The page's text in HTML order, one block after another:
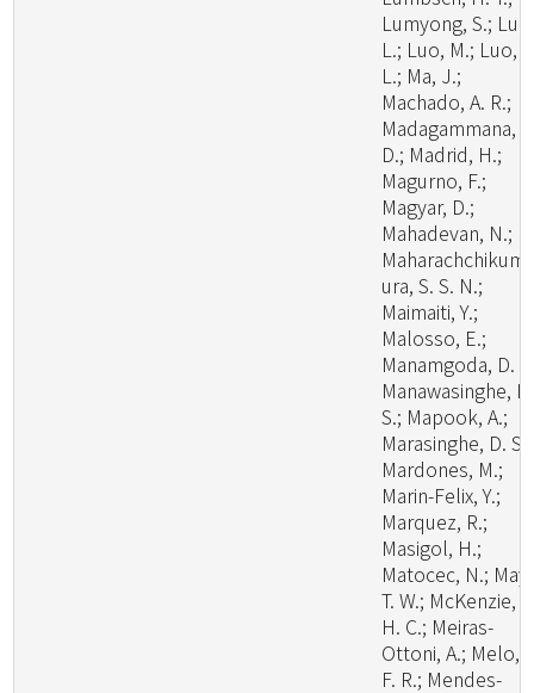
Lumyong, S.;
L.; Luo, M.; Luo,
L.; Ma, J.;
Machado, A. R.;
Madagammana,
D.; Madrid, H.;
Magurno, F.;
Magyar, D.;
Mahadevan, N.;
ura, S. S. N.;
Maimaiti, Y.;
Malosso, E.;
Manamgoda, D.
Manawasinghe, I.
S.; Mapook, A.;
Marasinghe, D. S.;
Mardones, M.;
Marin-Felix, Y.;
Marquez, R.;
Masigol, H.;
Matocec, N.; May,
T. W.; McKenzie,
H. C.; Meiras-
Ottoni, A.; Melo,
F. R.; Mendes-